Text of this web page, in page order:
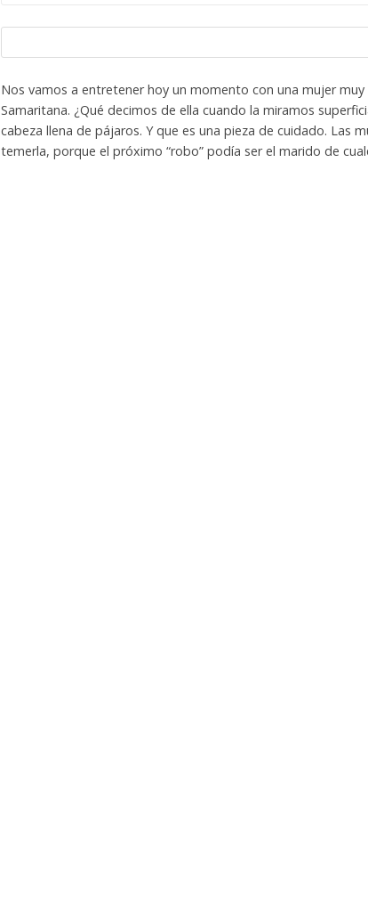
Nos vamos a entretener hoy un momento con una mujer muy
Samaritana. ¿Qué decimos de ella cuando la miramos
cabeza llena de pájaros. Y que es una pieza de cuidado. Las
temerla, porque el próximo “robo” podía ser el marido de